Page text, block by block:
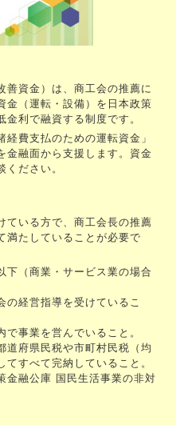
善資金）は、商工会の推薦に
金（運転・設備）を日本政策
利で融資する制度です。
経費支払のための運転資金」
金融面から支援します。資金
ださい。
ている方で、商工会長の推薦
満たしていることが必要で
下（商業・サービス業の場合
の経営指導を受けているこ
で事業を営んでいること。
道府県民税や市町村民税（均
すべて完納していること。
金融公庫 国民生活事業の非対